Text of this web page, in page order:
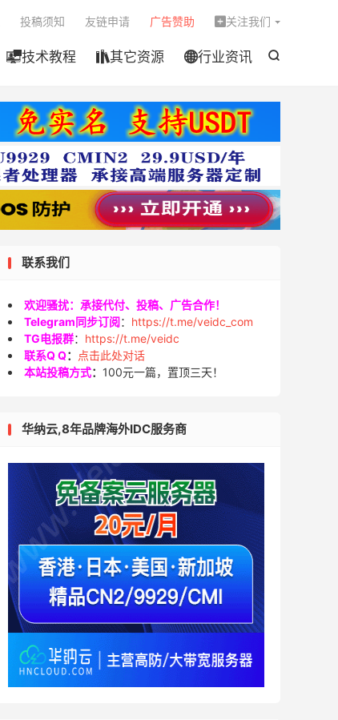

技术教程 其它资源 行业资讯
投稿须知 友链申请 广告赞助  关注我们
联系我们
欢迎骚扰：承接代付、投稿、广告合作！
Telegram同步订阅： https://t.me/veidc_com
TG电报群： https://t.me/veidc
联系Q Q：
点击此处对话
本站投稿方式： 100元一篇，置顶三天！
华纳云,8年品牌海外IDC服务商